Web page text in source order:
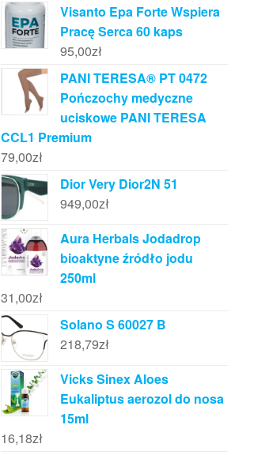
Visanto Epa Forte Wspiera
Pracę Serca 60 kaps
95,00zł
PANI TERESA® PT 0472
Pończochy medyczne
uciskowe PANI TERESA
CCL1 Premium
79,00zł
Dior Very Dior2N 51
949,00zł
Aura Herbals Jodadrop
bioaktyne źródło jodu
250ml
31,00zł
Solano S 60027 B
218,79zł
Vicks Sinex Aloes
Eukaliptus aerozol do nosa
15ml
16,18zł